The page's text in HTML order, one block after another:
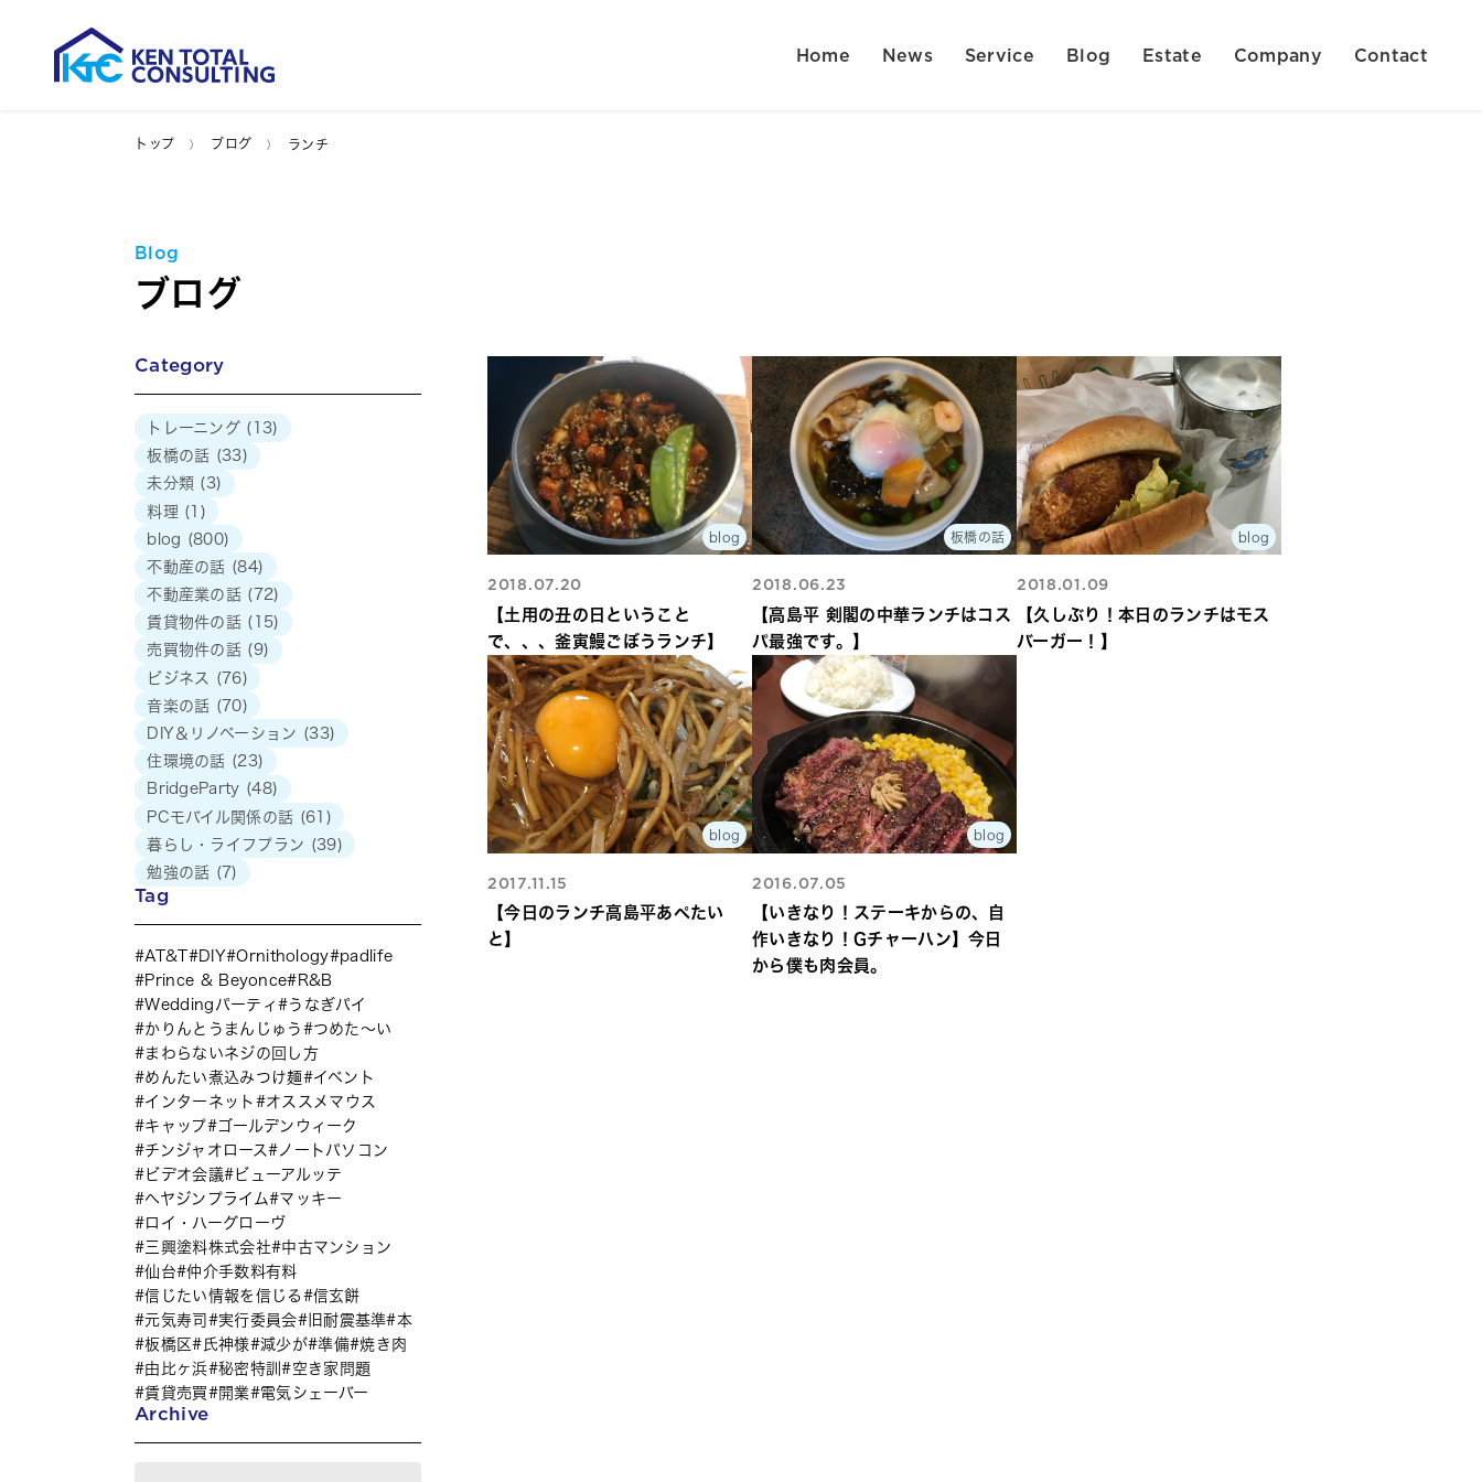
Home News Service Blog Estate Company Contact
トップ ブログ ランチ
Blog
ブログ
blog
2018.07.20
【土用の丑の日ということ
で、、、釜寅鰻ごぼうランチ】
板橋の話
2018.06.23
【高島平 剣閣の中華ランチはコス
パ最強です。】
blog
2018.01.09
【久しぶり！本日のランチはモス
バーガー！】
blog
2017.11.15
【今日のランチ高島平あぺたい
と】
blog
2016.07.05
【いきなり！ステーキからの、自
作いきなり！Gチャーハン】今日
から僕も肉会員。
Category
トレーニング (13)
板橋の話 (33)
未分類 (3)
料理 (1)
blog (800)
不動産の話 (84)
不動産業の話 (72)
賃貸物件の話 (15)
売買物件の話 (9)
ビジネス
(76)
音楽の話 (70)
DIY＆リノベーション (33)
住環境の話 (23)
BridgeParty (48)
PCモバイル関係の話 (61)
暮らし・ライフプラン (39)
勉強の話 (7)
Tag
AT&T DIY Ornithology
padlife
Prince & Beyonce
R&B
Weddingパーティ
うなぎパイ
かりんとうまんじゅう
つめた～い
まわらないネジの回し方
めんたい煮込みつけ麺
イベント
インターネット
オススメマウス
キャップ
ゴールデンウィーク
チンジャオロース
ノートパソコン
ビデオ会議
ビューアルッテ
ヘヤジンプライム
マッキー
ロイ・ハーグローヴ
三興塗料株式会社
中古マンション
仙台
仲介手数料有料
信じたい情報を信じる
信玄餅
元気寿司
実行委員会 旧耐震基準
本
板橋区
氏神様 減少が 準備
焼き肉
由比ヶ浜
秘密特訓
空き家問題
賃貸売買
開業 電気シェーバー
Archive